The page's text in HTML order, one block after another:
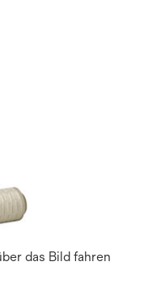
das Bild fahren